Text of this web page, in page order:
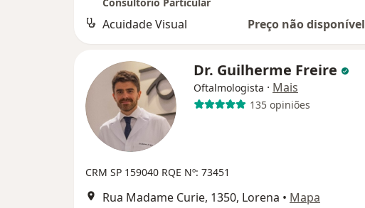
Consultório Particular
Acuidade Visual Preço não disponível
Dr. Guilherme Freire
Oftalmologista · Mais
135 opiniões
CRM SP 159040 RQE Nº: 73451
Rua Madame Curie, 1350, Lorena • Mapa